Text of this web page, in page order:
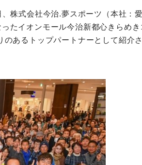
株式会社今治.夢スポーツ（本社：
たイオンモール今治新都心きらめき
あるトップパートナーとして紹介